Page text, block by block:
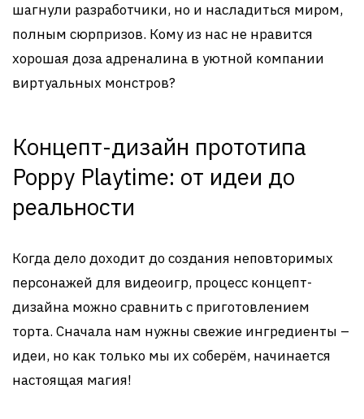
шагнули разработчики, но и насладиться миром,
полным сюрпризов. Кому из нас не нравится
хорошая доза адреналина в уютной компании
виртуальных монстров?
Концепт-дизайн прототипа
Poppy Playtime: от идеи до
реальности
Когда дело доходит до создания неповторимых
персонажей для видеоигр, процесс концепт-
дизайна можно сравнить с приготовлением
торта. Сначала нам нужны свежие ингредиенты –
идеи, но как только мы их соберём, начинается
настоящая магия!